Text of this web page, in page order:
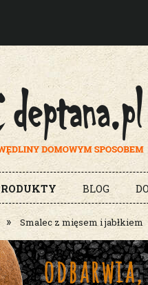
BLOG
» Smalec z mięsem i jabłkiem